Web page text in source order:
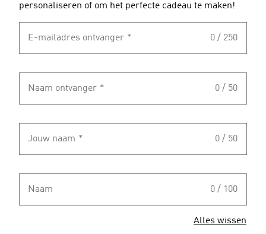
personaliseren of om het perfecte cadeau te maken!
E-mailadres ontvanger * 0 / 250
Naam ontvanger * 0 / 50
Jouw naam * 0 / 50
Naam 0 / 100
Alles wissen